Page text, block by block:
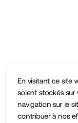
En visitant ce site
soient stockés sur
navigation sur le
contribuer à nos